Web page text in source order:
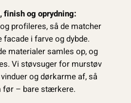
finish og oprydning:
profileres, så de matcher
i farve og dybde.
materialer samles op, og
Vi støvsuger for murstøv
og dørkarme af, så
før – bare stærkere.